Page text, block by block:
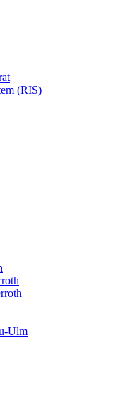
(RIS)
Ulm